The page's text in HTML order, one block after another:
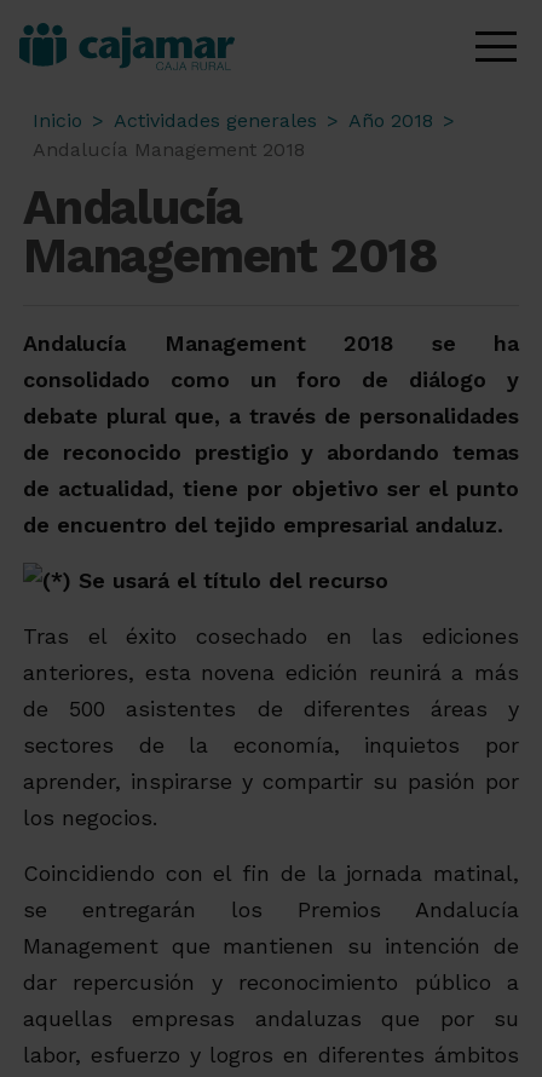
Inicio > Actividades generales > Año 2018 >
Andalucía Management 2018
Andalucía
Management 2018
Andalucía Management 2018 se ha
consolidado como un foro de diálogo y
debate plural que, a través de personalidades
de reconocido prestigio y abordando temas
de actualidad, tiene por objetivo ser el punto
de encuentro del tejido empresarial andaluz.
Tras el éxito cosechado en las ediciones
anteriores, esta novena edición reunirá a más
de 500 asistentes de diferentes áreas y
sectores de la economía, inquietos por
aprender, inspirarse y compartir su pasión por
los negocios.
Coincidiendo con el fin de la jornada matinal,
se entregarán los Premios Andalucía
Management que mantienen su intención de
dar repercusión y reconocimiento público a
aquellas empresas andaluzas que por su
labor, esfuerzo y logros en diferentes ámbitos